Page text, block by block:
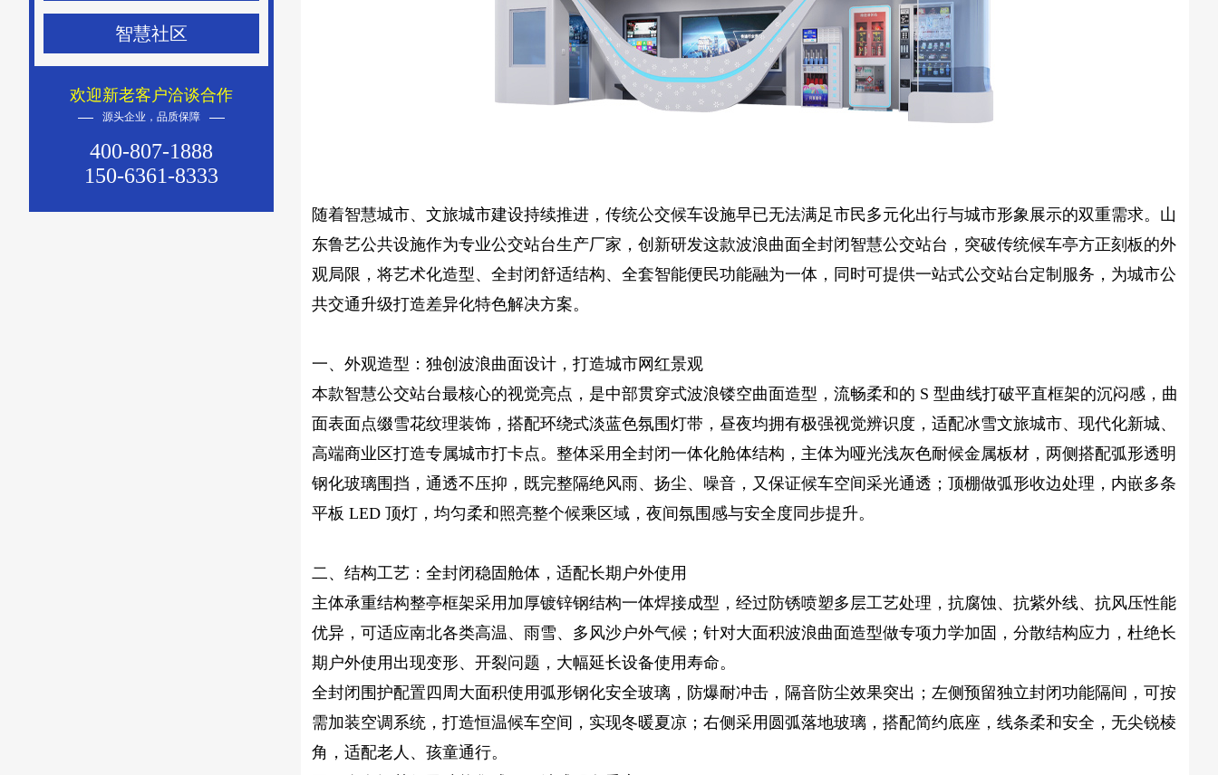
智慧社区
欢迎新老客户洽谈合作
源头企业，品质保障
400-807-1888
150-6361-8333
随着智慧城市、文旅城市建设持续推进，传统公交候车设施早已无法满足市民多元化出行与城市形象展示的双重需求。山
东鲁艺公共设施作为专业公交站台生产厂家 ，创新研发这款波浪曲面全封闭 智慧公交站台 ，突破传统候车亭方正刻板的外
观局限，将艺术化造型、全封闭舒适结构、全套智能便民功能融为一体，同时可提供一站式公交站台定制 服务，为城市公
共交通升级打造差异化特色解决方案。
一、外观造型：独创波浪曲面设计，打造城市网红景观
本款智慧公交站台最核心的视觉亮点，是中部贯穿式波浪镂空曲面造型，流畅柔和的 S 型曲线打破平直框架的沉闷感，曲
面表面点缀雪花纹理装饰，搭配环绕式淡蓝色氛围灯带，昼夜均拥有极强视觉辨识度，适配冰雪文旅城市、现代化新城、
高端商业区打造专属城市打卡点。整体采用全封闭一体化舱体结构，主体为哑光浅灰色耐候金属板材，两侧搭配弧形透明
钢化玻璃围挡，通透不压抑，既完整隔绝风雨、扬尘、噪音，又保证候车空间采光通透；顶棚做弧形收边处理，内嵌多条
平板 LED 顶灯，均匀柔和照亮整个候乘区域，夜间氛围感与安全度同步提升。
二、结构工艺：全封闭稳固舱体，适配长期户外使用
主体承重结构整亭框架采用加厚镀锌钢结构一体焊接成型，经过防锈喷塑多层工艺处理，抗腐蚀、抗紫外线、抗风压性能
优异，可适应南北各类高温、雨雪、多风沙户外气候；针对大面积波浪曲面造型做专项力学加固，分散结构应力，杜绝长
期户外使用出现变形、开裂问题，大幅延长设备使用寿命。
全封闭围护配置 四周大面积使用弧形钢化安全玻璃，防爆耐冲击，隔音防尘效果突出；左侧预留独立封闭功能隔间，可按
需加装空调系统，打造恒温候车空间，实现冬暖夏凉；右侧采用圆弧落地玻璃，搭配简约底座，线条柔和安全，无尖锐棱
角，适配老人、孩童通行。